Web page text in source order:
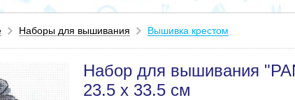
Наборы для вышивания Вышивка крестом
Набор для вышивания
23.5 х 33.5 см